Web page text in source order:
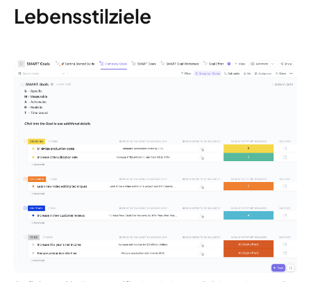
Lebensstilziele